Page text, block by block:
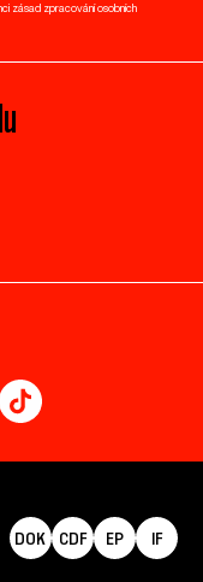
zásad zpracování osobních
DOK CDF EP IF